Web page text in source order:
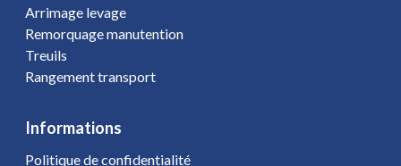
Arrimage levage
Remorquage manutention
Treuils
Rangement transport
Informations
Politique de confidentialité